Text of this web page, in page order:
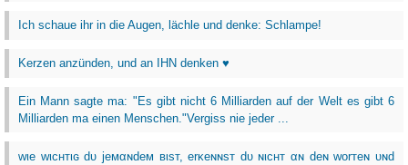
Ich schaue ihr in die Augen, lächle und denke: Schlampe!
Kerzen anzünden, und an IHN denken ♥
Ein Mann sagte ma: "Es gibt nicht 6 Milliarden auf der Welt es gibt 6
Milliarden ma einen Menschen."Vergiss nie jeder ...
wιe wιcнтιɢ dυ jeмαɴdeм вιѕт, erĸeɴɴѕт dυ ɴιcнт αɴ deɴ worтeɴ υɴd